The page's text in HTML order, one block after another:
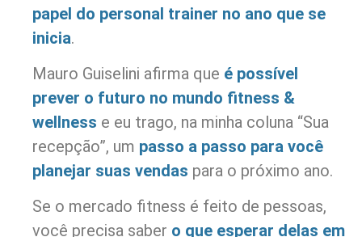
papel do personal trainer no ano que se
inicia.
Mauro Guiselini afirma que é possível
prever o futuro no mundo fitness &
wellness e eu trago, na minha coluna “Sua
recepção”, um passo a passo para você
planejar suas vendas para o próximo ano.
Se o mercado fitness é feito de pessoas,
você precisa saber o que esperar delas em